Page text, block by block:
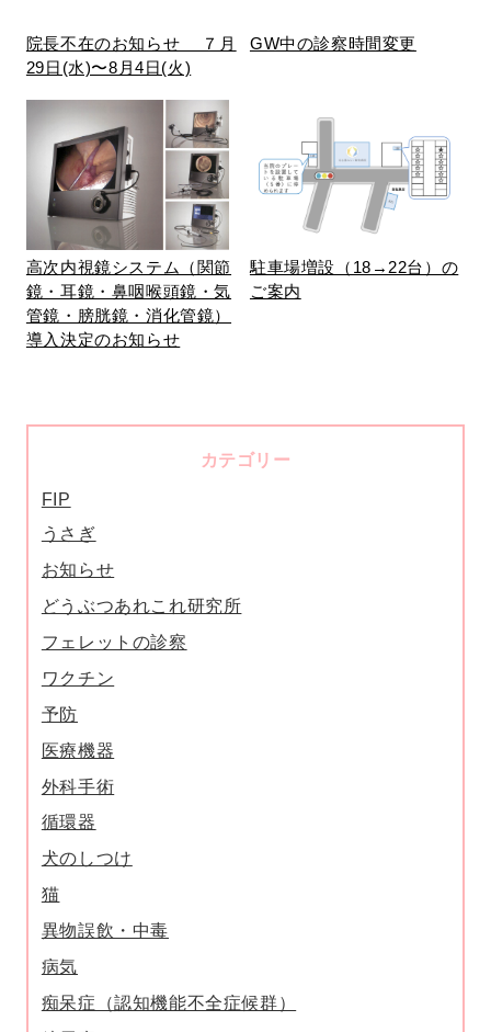
院長不在のお知らせ ７月
29日(水)〜8月4日(火)
GW中の診察時間変更
高次内視鏡システム（関節
鏡・耳鏡・鼻咽喉頭鏡・気
管鏡・膀胱鏡・消化管鏡）
導入決定のお知らせ
駐車場増設（18→22台）の
ご案内
カテゴリー
FIP
うさぎ
お知らせ
どうぶつあれこれ研究所
フェレットの診察
ワクチン
予防
医療機器
外科手術
循環器
犬のしつけ
猫
異物誤飲・中毒
病気
痴呆症（認知機能不全症候群）